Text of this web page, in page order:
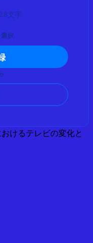
文字
択
けるテレビの変化と